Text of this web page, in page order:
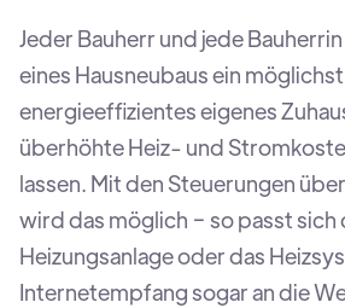
Jeder Bauherr und jede
eines Hausneubaus ein möglichst
energieeffizientes eigenes
überhöhte Heiz- und
lassen. Mit den Steuerungen
wird das möglich − so passt sich
Heizungsanlage oder das
Internetempfang sogar an die